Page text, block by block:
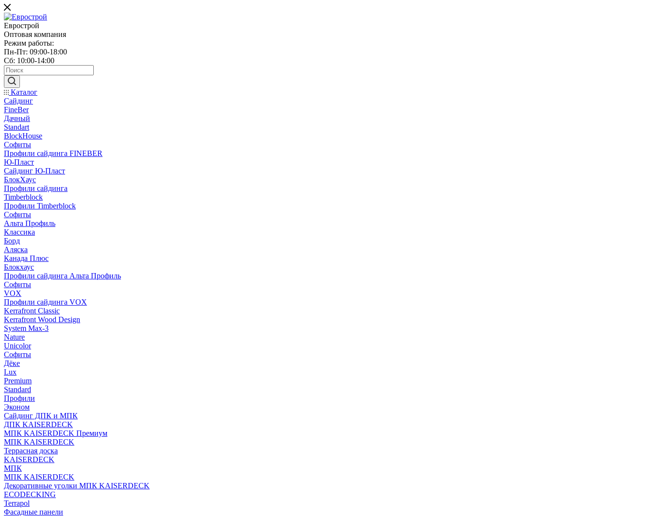
Еврострой
Оптовая компания
Режим работы:
Пн-Пт: 09:00-18:00
Сб: 10:00-14:00
Каталог
Сайдинг
FineBer
Дачный
Standart
BlockHouse
Софиты
Профили сайдинга FINEBER
Ю-Пласт
Сайдинг Ю-Пласт
БлокХаус
Профили сайдинга
Timberblock
Профили Timberblock
Софиты
Альта Профиль
Классика
Борд
Аляска
Канада Плюс
Блокхаус
Профили сайдинга Альта Профиль
Софиты
VOX
Профили сайдинга VOX
Kerrafront Classic
Kerrafront Wood Design
System Max-3
Nature
Unicolor
Софиты
Дёке
Lux
Premium
Standard
Профили
Эконом
Сайдинг ДПК и МПК
ДПК KAISERDECK
МПК KAISERDECK Премиум
МПК KAISERDECK
Террасная доска
KAISERDECK
МПК
МПК KAISERDECK
Декоративные уголки МПК KAISERDECK
ECODECKING
Terrapol
Фасадные панели